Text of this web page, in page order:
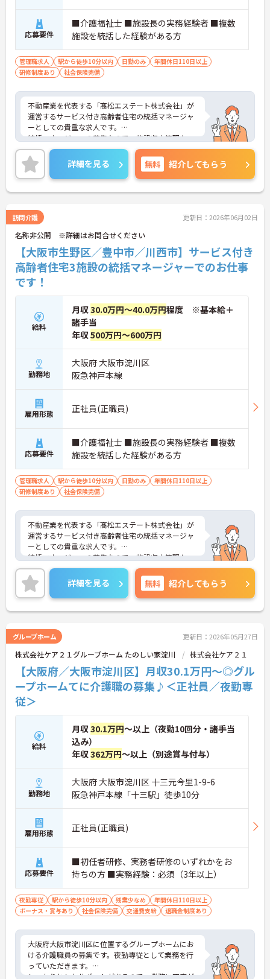
応募要件
■介護福祉士 ■施設長の実務経験者 ■複数
施設を統括した経験がある方
管理職求人 駅から徒歩10分以内 日勤のみ
年間休日110日以上
研修制度あり
社会保険完備
不動産業を代表する「髙松エステート株式会社」が
運営するサービス付き高齢者住宅の統括マネージャ
ーとしての貴重な求人です。
統括マネージャーの募集なので、施設収支管理か
ら、ご利用者はもちろんスタッフや関係機関の方な
ど、どんな方とでも円滑にコミュニケーションをと
ることができる方を募集しています。
豊中、生野、川西の3施設を束ねていただきます！
ご興味のある方には、面接対策ポイントなど、さら
さい！
詳細を見る 無料 紹介してもらう
訪問介護 更新日：2026年06月02日
名称非公開 ※詳細はお問合せください
【大阪市生野区／豊中市／川西市】サービス付き
高齢者住宅3施設の統括マネージャーでのお仕事
です！
給料
月収30.0万円～40.0万円程度 ※基本給＋
諸手当
年収500万円～600万円
勤務地
大阪府 大阪市淀川区
阪急神戸本線
雇用形態 正社員(正職員)
応募要件
■介護福祉士 ■施設長の実務経験者 ■複数
施設を統括した経験がある方
管理職求人 駅から徒歩10分以内 日勤のみ
年間休日110日以上
研修制度あり
社会保険完備
不動産業を代表する「髙松エステート株式会社」が
運営するサービス付き高齢者住宅の統括マネージャ
ーとしての貴重な求人です。
統括マネージャーの募集なので、施設収支管理か
ら、ご利用者はもちろんスタッフや関係機関の方な
ど、どんな方とでも円滑にコミュニケーションをと
ることができる方を募集しています。
豊中、生野、川西の3施設を束ねていただきます！
ご興味のある方には、面接対策ポイントなど、さら
さい！
詳細を見る 無料 紹介してもらう
グループホーム 更新日：2026年05月27日
株式会社ケア２１グループホーム たのしい家淀川 株式会社ケア２１
【大阪府／大阪市淀川区】月収30.1万円～◎グル
ープホームてに介護職の募集♪＜正社員／夜勤専
従＞
給料
月収30.1万円～以上（夜勤10回分・諸手当
込み）
年収362万円～以上（別途賞与付与）
勤務地
大阪府 大阪市淀川区 十三元今里1-9-6
阪急神戸本線「十三駅」徒歩10分
雇用形態 正社員(正職員)
応募要件
■初任者研修、実務者研修のいずれかをお
持ちの方 ■実務経験：必須（3年以上）
夜勤専従 駅から徒歩10分以内 残業少なめ
年間休日110日以上
ボーナス・賞与あり
社会保険完備 交通費支給 退職金制度あり
大阪府大阪市淀川区に位置するグループホームにお
ける介護職員の募集です。夜勤専従として業務を行
っていただきます。
しっかりとしたサポートがあるので、業務に不安が